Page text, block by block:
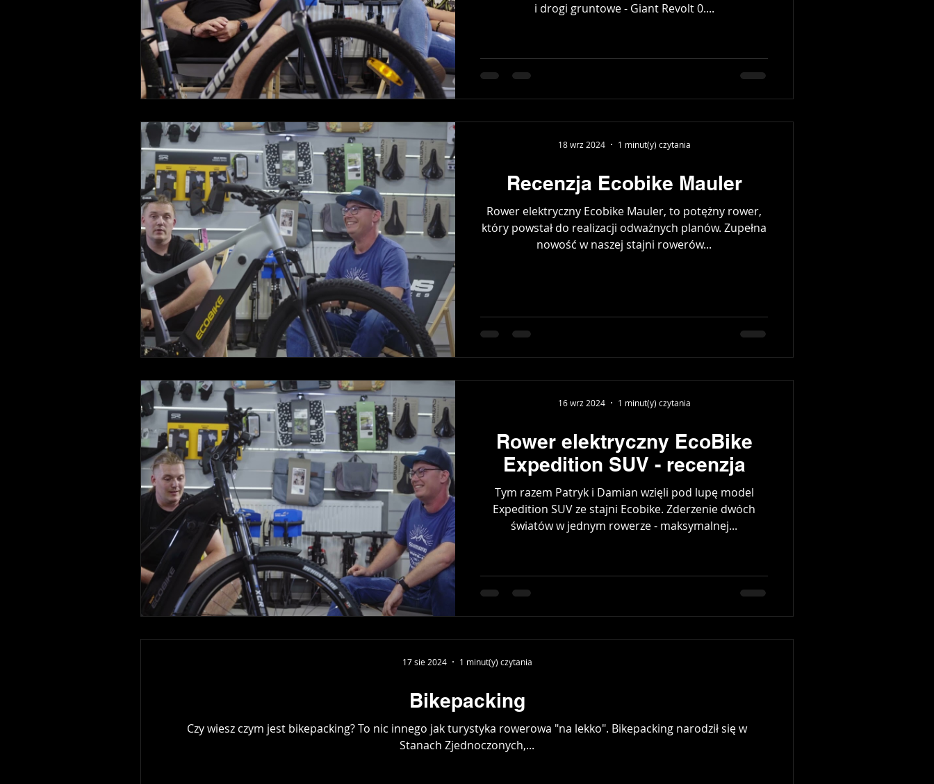
i drogi gruntowe - Giant Revolt 0....
Recenzja Ecobike Mauler
Rower elektryczny Ecobike Mauler, to potężny rower,
który powstał do realizacji odważnych planów. Zupełna
nowość w naszej stajni rowerów...
18 wrz 2024 1 minut(y) czytania
Rower elektryczny EcoBike
Expedition SUV - recenzja
Tym razem Patryk i Damian wzięli pod lupę model
Expedition SUV ze stajni Ecobike. Zderzenie dwóch
światów w jednym rowerze - maksymalnej...
16 wrz 2024 1 minut(y) czytania
Bikepacking
Czy wiesz czym jest bikepacking? To nic innego jak turystyka rowerowa "na lekko". Bikepacking narodził się w
Stanach Zjednoczonych,...
17 sie 2024 1 minut(y) czytania